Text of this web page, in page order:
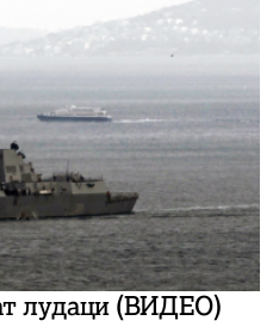
лудаци (ВИДЕО)